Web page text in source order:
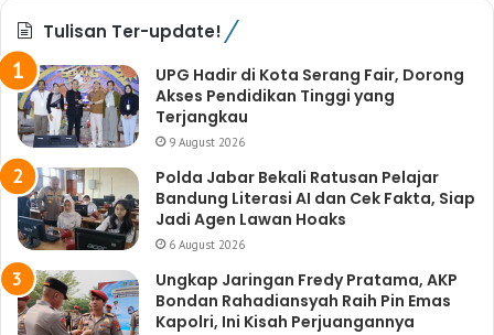
Tulisan Ter-update!
UPG Hadir di Kota Serang Fair, Dorong
Akses Pendidikan Tinggi yang
Terjangkau
9 August 2026
Polda Jabar Bekali Ratusan Pelajar
Bandung Literasi AI dan Cek Fakta, Siap
Jadi Agen Lawan Hoaks
6 August 2026
Ungkap Jaringan Fredy Pratama, AKP
Bondan Rahadiansyah Raih Pin Emas
Kapolri, Ini Kisah Perjuangannya